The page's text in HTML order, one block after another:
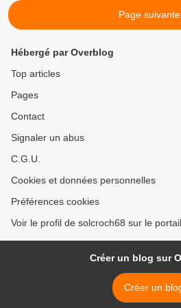
Page
Hébergé par Overblog
Top articles
Pages
Contact
Signaler un abus
C.G.U.
Cookies et données personnelles
Préférences cookies
Voir le profil de solcroch68 sur le
Créer un blog sur
Créer un